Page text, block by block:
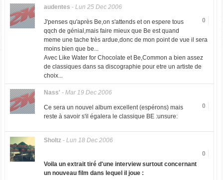
audentes - Lun 25 Dec 2006
0
J'penses qu'après Be,on s'attends et on espere tous
qqch de génial,mais faire mieux que Be est quand
meme une tache très ardue,donc de mon point de vue il sera
moins bien que be...
Avec Like Water for Chocolate et Be,Common a bien assez
de classiques dans sa discographie pour etre un artiste de
choix...
Nass' - Mar 19 Dec 2006
0
Ce sera un nouvel album excellent (espérons) mais
reste à savoir s'il égalera le classique BE :unsure:
Sholtz- Lun 18 Dec 2006
0
Voila un extrait tiré d'une interview surtout concernant
un nouveau film dans lequel il joue :